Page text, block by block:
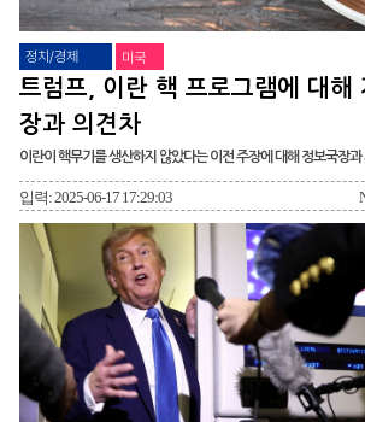
정치/경제 미국
트럼프, 이란 핵 프로그램에 대해
장과 의견차
이란이 핵무기를 생산하지 않았다는 이전 주장에 대해 정보국장과
입력: 2025-06-17 17:29:03